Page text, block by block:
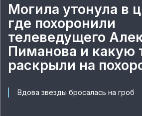
Могила утонула в
где похоронили
телеведущего
Пиманова и какую
раскрыли на
Вдова звезды бросалась на гроб